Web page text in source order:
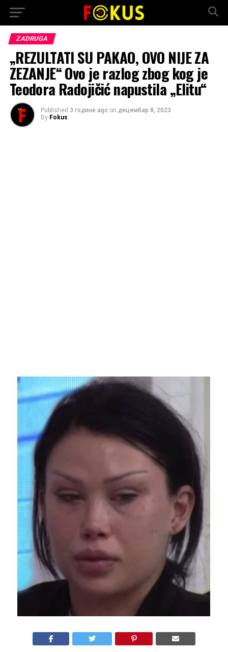
ZADRUGA
„REZULTATI SU PAKAO, OVO NIJE ZA
ZEZANJE“ Ovo je razlog zbog kog je
Teodora Radojičić napustila „Elitu“
Published 3 године ago on децембар 8, 2023
By Fokus